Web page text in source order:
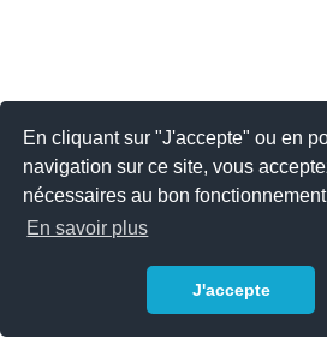
En cliquant sur "J'accepte" ou en
navigation sur ce site, vous
nécessaires au bon
En savoir plus
J'accepte